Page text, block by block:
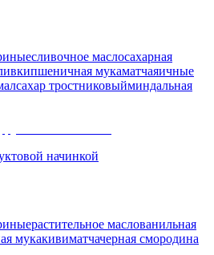
сливочное маслосахарная
пшеничная мукаматчаяичные
сахар тростниковыйминдальная
начинкой
растительное маслованильная
мукакивиматчачерная смородина